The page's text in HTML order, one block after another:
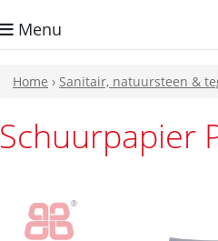
Menu
Home › Sanitair, natuursteen &
Schuurpapier